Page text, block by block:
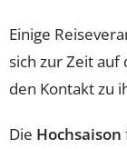
Einige
sich zur Zeit auf
den Kontakt zu
Die Hochsaison